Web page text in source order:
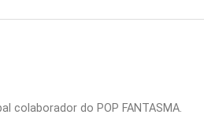
colaborador do POP FANTASMA.